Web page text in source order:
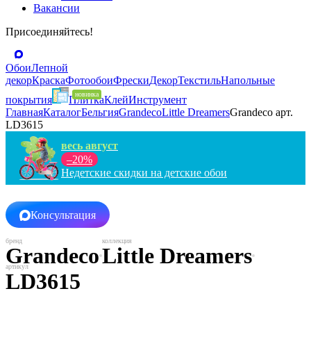
Вакансии
Присоединяйтесь!
ОбоиЛепной
декорКраскаФотообоиФрескиДекорТекстильНапольные
покрытия
ПлиткаКлейИнструмент
ГлавнаяКаталогБельгияGrandecoLittle DreamersGrandeco арт.
LD3615
весь август
–20%
Недетские скидки на детские обои
Консультация
GrandecoLittle Dreamers
LD3615